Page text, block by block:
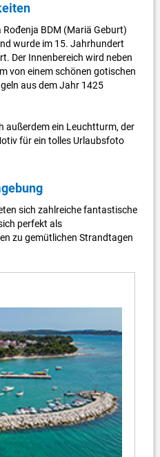
BDM (Mariä Geburt)
wurde im 15. Jahrhundert
Der Innenbereich wird neben
von einem schönen gotischen
aus dem Jahr 1425
außerdem ein Leuchtturm, der
für ein tolles Urlaubsfoto
sich zahlreiche fantastische
perfekt als
zu gemütlichen Strandtagen